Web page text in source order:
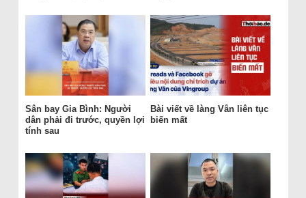
Sân bay Gia Bình: Người
dân phải đi trước, quyền lợi
tính sau
Bài viết về làng Vân liên tục
biến mất